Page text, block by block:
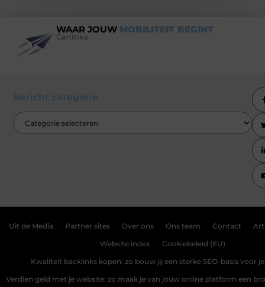
WAAR JOUW MOBILITEIT BEGINT
Carlinks
Bericht categorie
Uit de Media Partner sites Over ons Ons team Contact
Website index Cookiebeleid (EU)
Kwaliteit backlinks kopen: zo bouw jij een sterke SEO-basis voor
Verdien geld met je website: zo maak je van jouw online platform een